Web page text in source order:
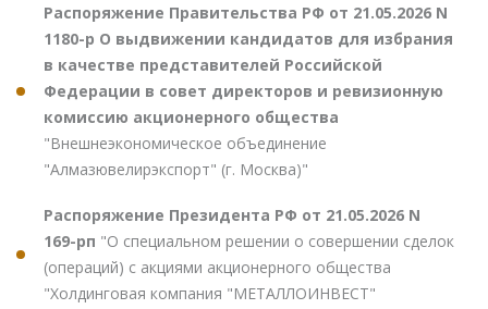
Распоряжение Правительства РФ от 21.05.2026 N
1180-р О выдвижении кандидатов для избрания
в качестве представителей Российской
Федерации в совет директоров и ревизионную
комиссию акционерного общества
"Внешнеэкономическое объединение
"Алмазювелирэкспорт" (г. Москва)"
Распоряжение Президента РФ от 21.05.2026 N
169-рп "О специальном решении о совершении сделок
(операций) с акциями акционерного общества
"Холдинговая компания "МЕТАЛЛОИНВЕСТ"